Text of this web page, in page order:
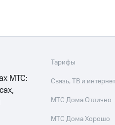
МТС:
Тарифы
Связь, ТВ и интернет
МТС Дома Отлично
МТС Дома Хорошо